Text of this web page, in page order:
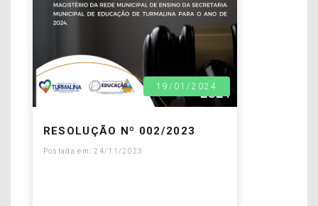
19/01/2024
RESOLUÇÃO Nº 002/2023
Postada em: 24/11/2023